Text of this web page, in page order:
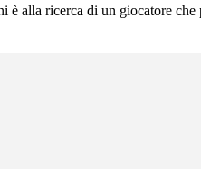
alla ricerca di un giocatore